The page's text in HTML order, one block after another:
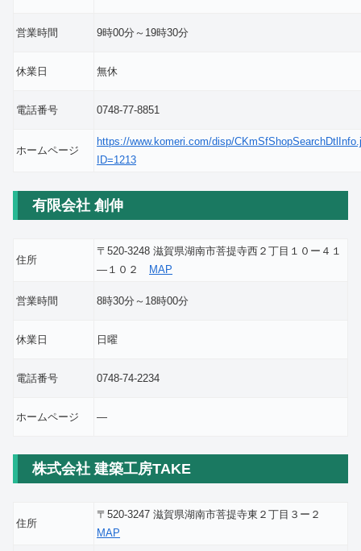
営業時間 9時00分～19時30分
休業日 無休
電話番号 0748-77-8851
ホームページ
https://www.komeri.com/disp/
ID=1213
有限会社 創伸
住所
〒520-3248 滋賀県湖南市菩提寺西２丁目１０ー４１
―１０２ MAP
営業時間 8時30分～18時00分
休業日 日曜
電話番号 0748-74-2234
ホームページ ―
株式会社 建築工房TAKE
住所
〒520-3247 滋賀県湖南市菩提寺東２丁目３ー２
MAP